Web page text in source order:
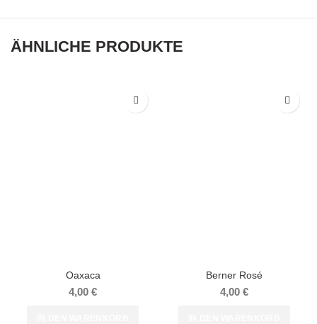
ÄHNLICHE PRODUKTE
Oaxaca
4,00 €
Berner Rosé
4,00 €